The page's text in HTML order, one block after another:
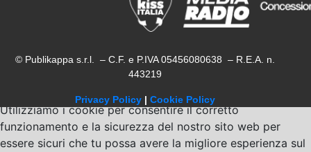
© Publikappa s.r.l. – C.F. e P.IVA 05456080638 – R.E.A. n.
443219
Privacy Policy | Cookie Policy
Utilizziamo i cookie per consentire il corretto
funzionamento e la sicurezza del nostro sito web per
essere sicuri che tu possa avere la migliore esperienza sul